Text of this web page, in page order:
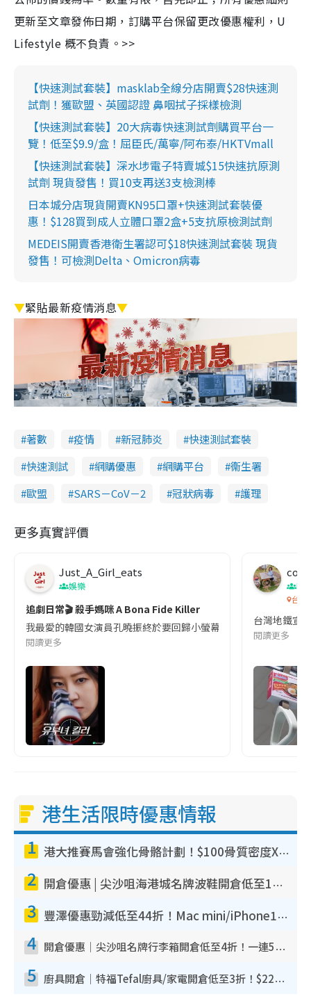
更新至文章發佈日期，訂購平台保留更改優惠權利，U
Lifestyle 概不負責。>>
【快速測試套裝】masklab全線分店開賣$28快速測
試劑！獲歐盟、英國認證 鼻咽拭子採樣檢測
【快速測試套裝】20大病毒快速測試劑購買平台一
覽！低至$9.9/盒！屈臣氏/萬寧/阿布泰/HKTVmall
【快速測試套裝】深水埗電子特賣城$15快速抗原測
試劑 現貨發售！買10支再送3支檢測棒
日本城分店現貨開賣KN95口罩+快速測試套裝優
惠！$128買到成人立體口罩2盒+5支抗原檢測試劑
MEDEIS開賣香港衛生署認可$18快速測試套裝 現貨
發售！可檢測Delta、Omicron病毒
▼緊貼最新疫情消息▼
著數 疫情 新冠肺炎
快速測試套裝
快速測試
網購優惠 網購平台
衞生署
歐盟
SARS－CoV－2 冠狀病毒 護理
更多真實評價
Just_A_Girl_eats
娛樂
追劇日常🎬 殺手媽咪 A Bona Fide Killer
我最愛的韓國女演員孔曉振終於要回歸小螢幕啦!這次的劇本改編
閱讀更多
co
吹
台灣
台灣地鐵宣
閱讀更多
港生活限時優惠情報
1 港大推賽馬會強化骨骼計劃！$100骨質密度X光檢查 完成免費運動訓練送超市禮券！附參加資格
2 開倉優惠 | 尖沙咀海港城名牌波鞋開倉低至1折！On鞋$899起／Joy&Peace鞋履$98起
3 豐澤優惠勁減低至44折！Mac mini/iPhone17Pro大減價！廚房家電$220起
4 開倉優惠｜尖沙咀名牌行李箱開倉低至4折！一連5日 American Tourister/ace./Hallmark $200起！
5 廚具開倉｜特福Tefal廚具/家電開倉低至3折！$220起買平底鍋/炒鑊/湯煲！電飯煲/吸塵機/燙斗$418起